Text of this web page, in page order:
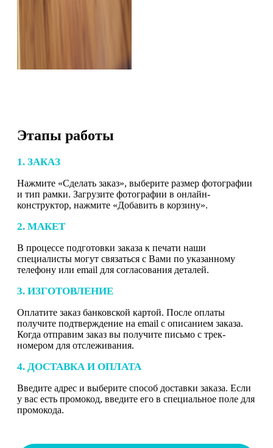
Этапы работы
1. ЗАКАЗ
Нажмите «Сделать заказ», выберите размер фотографии
и тип рамки. Загрузите фотографии в онлайн-
конструктор, нажмите «Добавить в корзину».
2. МАКЕТ
В процессе подготовки заказа к печати наши
специалисты могут связаться с Вами по указанному
телефону или email для согласования деталей.
3. ИЗГОТОВЛЕНИЕ
Оплатите заказ банковской картой. После оплаты
получите подтверждение на email с описанием заказа.
Когда отправим заказ вы получите письмо с трек-
номером для отслеживания.
4. ДОСТАВКА И ОПЛАТА
Введите адрес и выберите способ доставки заказа. Если
у вас есть промокод, введите его в специальное поле для
промокода.